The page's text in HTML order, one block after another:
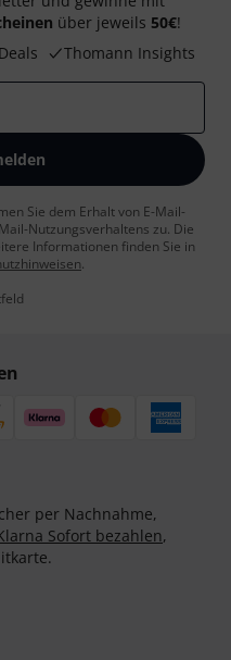
über jeweils 50€!
Deals Thomann Insights
Sie dem Erhalt von E-Mail-
Nutzungsverhaltens zu. Die
Informationen finden Sie in
.
per Nachnahme,
Sofort bezahlen,